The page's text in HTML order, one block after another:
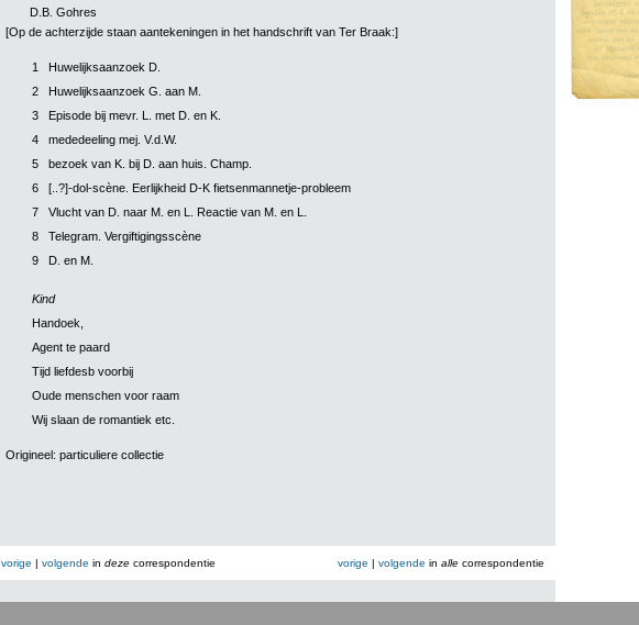
D.B. Gohres
[Op de achterzijde staan aantekeningen in het handschrift van Ter Braak:]
1
Huwelijksaanzoek D.
2
Huwelijksaanzoek G. aan M.
3
Episode bij mevr. L. met D. en K.
4
mededeeling mej. V.d.W.
5
bezoek van K. bij D. aan huis. Champ.
6
[..?]-dol-scène. Eerlijkheid D-K fietsenmannetje-probleem
7
Vlucht van D. naar M. en L. Reactie van M. en L.
8
Telegram. Vergiftigingsscène
9
D. en M.
Kind
Handoek,
Agent te paard
Tijd liefdesb voorbij
Oude menschen voor raam
Wij slaan de romantiek etc.
Origineel: particuliere collectie
vorige | volgende in dezecorrespondentie vorige | volgende in allecorrespondentie